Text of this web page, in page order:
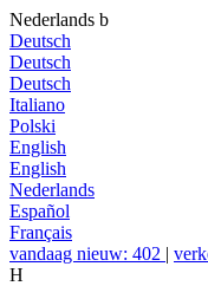
Nederlands b
Deutsch
Deutsch
Deutsch
Italiano
Polski
English
English
Nederlands
Español
Français
vandaag nieuw: 402 |
H